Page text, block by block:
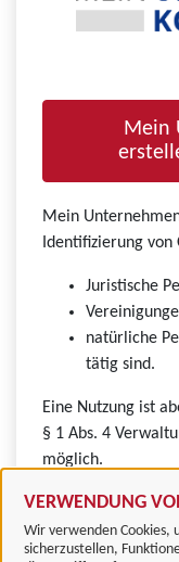
VERWENDUNG
Wir verwenden Cookies,
sicherzustellen,
Mein
Mein
Identifizierung von
Juristische
natürliche
tätig sind.
Eine Nutzung ist
§ 1 Abs. 4
möglich.